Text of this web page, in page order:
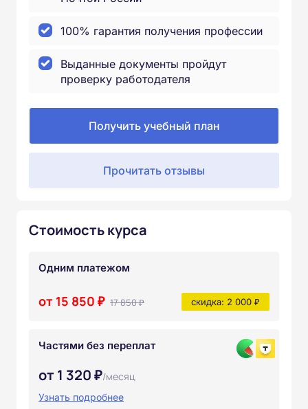
100% гарантия получения профессии
Выданные документы пройдут
проверку работодателя
Получить учебный план
Прочитать отзывы
Стоимость курса
Одним платежом
от 15 850 ₽ 17 850 ₽ скидка: 2 000 ₽
Частями без переплат
от 1 320 ₽/месяц
Узнать подробнее